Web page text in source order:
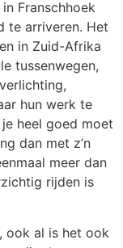
Franschhoek
te arriveren. Het
in Zuid-Afrika
tussenwegen,
hun werk te
heel goed moet
dan met z’n
meer dan
rijden is
ook al is het ook